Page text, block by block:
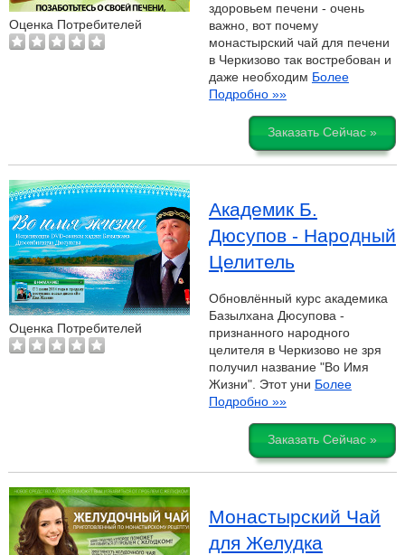
Оценка Потребителей
здоровьем печени - очень
важно, вот почему
монастырский чай для печени
в Черкизово так востребован и
даже необходим Более
Подробно »»
Заказать Сейчас »
Оценка Потребителей
Академик Б.
Дюсупов - Народный
Целитель
Обновлённый курс академика
Базылхана Дюсупова -
признанного народного
целителя в Черкизово не зря
получил название "Во Имя
Жизни". Этот уни Более
Подробно »»
Заказать Сейчас »
Монастырский Чай
для Желудка